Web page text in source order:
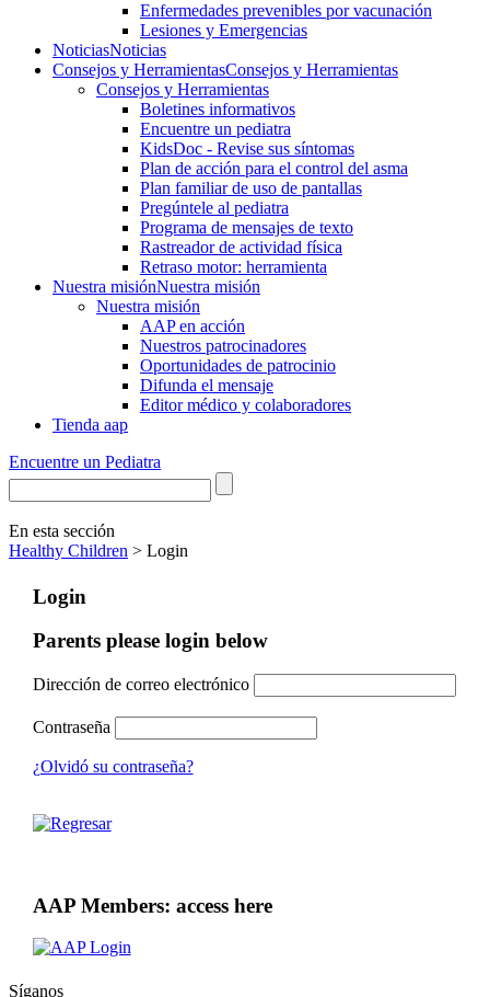
Enfermedades prevenibles por vacunación
Lesiones y Emergencias
NoticiasNoticias
Consejos y HerramientasConsejos y Herramientas
Consejos y Herramientas
Boletines informativos
Encuentre un pediatra
KidsDoc - Revise sus síntomas
Plan de acción para el control del asma
Plan familiar de uso de pantallas
Pregúntele al pediatra
Programa de mensajes de texto
Rastre​​ador de activida​d física
Retraso motor: herramienta
Nuestra misiónNuestra misión
Nuestra misión
AAP en acción
Nuestros patrocinadores
Oportunidades de patrocinio
Difunda el mensaje
Editor médico y colaboradores
Tienda aap
Encuentre un Pediatra
En esta sección
Healthy Children > Login
Login
Parents please login below
Dirección de correo electrónico
Contraseña
¿Olvidó su contraseña?
AAP Members: access here
Síganos